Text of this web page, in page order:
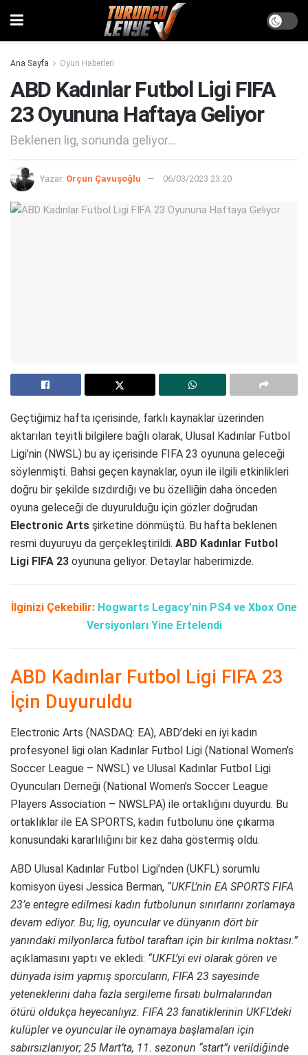
Ana Sayfa Oyun Haberleri
ABD Kadınlar Futbol Ligi FIFA
23 Oyununa Haftaya Geliyor
Beklenen lig, sonunda geliyor...
Yazar: Orçun Çavuşoğlu 06/03/2023 23:20
Geçtiğimiz hafta içerisinde, farklı kaynaklar üzerinden
aktarılan teyitli bilgilere bağlı olarak, Ulusal Kadınlar Futbol
Ligi’nin (NWSL) bu ay içerisinde FIFA 23 oyununa geleceği
söylenmişti. Bahsi geçen kaynaklar, oyun ile ilgili etkinlikleri
doğru bir şekilde sızdırdığı ve bu özelliğin daha önceden
oyuna geleceği de duyurulduğu için gözler doğrudan
Electronic Arts şirketine dönmüştü. Bu hafta beklenen
resmi duyuruyu da gerçekleştirildi. ABD Kadınlar Futbol
Ligi FIFA 23 oyununa geliyor. Detaylar haberimizde.
İlginizi Çekebilir: Hogwarts Legacy’nin PS4 ve Xbox One
Versiyonları Yine Ertelendi
ABD Kadınlar Futbol Ligi FIFA 23
İçin Duyuruldu
Electronic Arts (NASDAQ: EA), ABD’deki en iyi kadın
profesyonel ligi olan Kadınlar Futbol Ligi (National Women’s
Soccer League – NWSL) ve Ulusal Kadınlar Futbol Ligi
Oyuncuları Derneği (National Women’s Soccer League
Players Association – NWSLPA) ile ortaklığını duyurdu. Bu
ortaklıklar ile EA SPORTS, kadın futbolunu öne çıkarma
konusundaki kararlılığını bir kez daha göstermiş oldu.
ABD Ulusal Kadınlar Futbol Ligi’nden (UKFL) sorumlu
komisyon üyesi Jessica Berman, “UKFL’nin EA SPORTS FIFA
23’e entegre edilmesi kadın futbolunun sınırlarını zorlamaya
devam ediyor. Bu; lig, oyuncular ve dünyanın dört bir
yanındaki milyonlarca futbol taraftarı için bir kırılma noktası.”
açıklamasını yaptı ve ekledi: “UKFL’yi evi olarak gören ve
dünyada isim yapmış sporcuların, FIFA 23 sayesinde
yeteneklerini daha fazla sergileme fırsatı bulmalarından
ötürü oldukça heyecanlıyız. FIFA 23 fanatiklerinin UKFL’deki
kulüpler ve oyuncular ile oynamaya başlamaları için
sabırsızlanıyor; 25 Mart’ta, 11. sezonun “start”ı verildiğinde